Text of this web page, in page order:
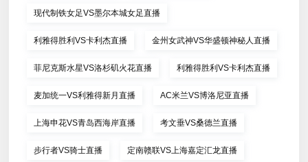
现代制铁女足VS墨尔本城女足直播
利雅得胜利VS卡利杰直播 金州女武神VS华盛顿神秘人直播
菲尼克斯水星VS洛杉矶火花直播 利雅得胜利VS卡利杰直播
麦加统一VS利雅得新月直播 AC米兰VS博洛尼亚直播
上海申花VS青岛西海岸直播 考文垂VS桑德兰直播
步行者VS骑士直播 定南赣联VS上海嘉定汇龙直播